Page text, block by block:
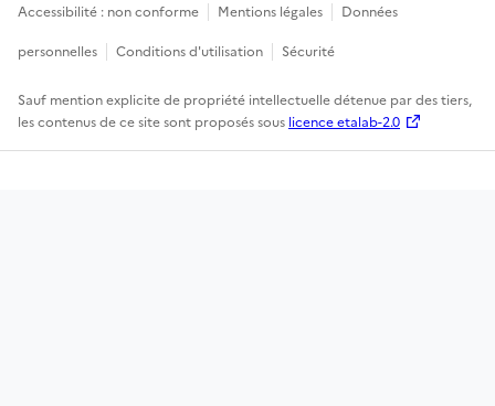
Accessibilité : non conforme Mentions légales
Données
personnelles
Conditions d'utilisation Sécurité
Sauf mention explicite de propriété intellectuelle détenue par des tiers,
les contenus de ce site sont proposés sous licence etalab-2.0